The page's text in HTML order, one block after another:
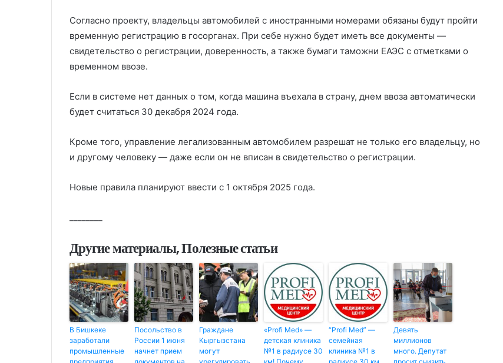
Согласно проекту, владельцы автомобилей с иностранными номерами обязаны будут пройти
временную регистрацию в госорганах. При себе нужно будет иметь все документы —
свидетельство о регистрации, доверенность, а также бумаги таможни ЕАЭС с отметками о
временном ввозе.
Если в системе нет данных о том, когда машина въехала в страну, днем ввоза автоматически
будет считаться 30 декабря 2024 года.
Кроме того, управление легализованным автомобилем разрешат не только его владельцу, но
и другому человеку — даже если он не вписан в свидетельство о регистрации.
Новые правила планируют ввести с 1 октября 2025 года.
Другие материалы, Полезные статьи
В Бишкеке
заработали
промышленные
Посольство в
России 1 июня
начнет прием
Граждане
Кыргызстана
могут
«Profi Med» —
детская клиника
№1 в радиусе 30
“Profi Med” —
семейная
клиника №1 в
Девять
миллионов
много. Депутат